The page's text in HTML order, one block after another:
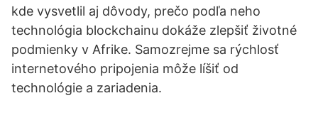
kde vysvetlil aj dôvody, prečo podľa neho
technológia blockchainu dokáže zlepšiť životné
podmienky v Afrike. Samozrejme sa rýchlosť
internetového pripojenia môže líšiť od
technológie a zariadenia.